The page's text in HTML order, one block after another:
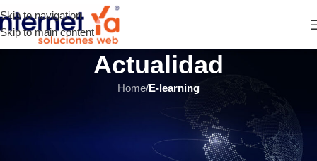
Skip to navigation
Skip to main content
Actualidad
Home/E-learning
ÚLTIMOS ARTÍCULOS
Cómo elegir el modelo de
precios adecuado para su aula